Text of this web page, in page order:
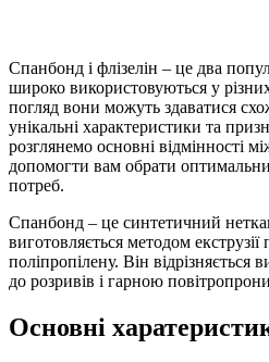
Спанбонд і флізелін – це два
широко використовуються у
погляд вони можуть здаватися
унікальні характеристики та
розглянемо основні відмінності
допомогти вам обрати
потреб.
Спанбонд – це синтетичний
виготовляється методом екструзії
поліпропілену. Він відрізняється
до розривів і гарною
Основні